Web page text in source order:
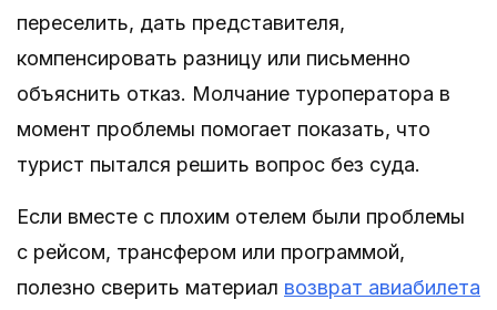
переселить, дать представителя,
компенсировать разницу или письменно
объяснить отказ. Молчание туроператора в
момент проблемы помогает показать, что
турист пытался решить вопрос без суда.
Если вместе с плохим отелем были проблемы
с рейсом, трансфером или программой,
полезно сверить материал возврат авиабилета